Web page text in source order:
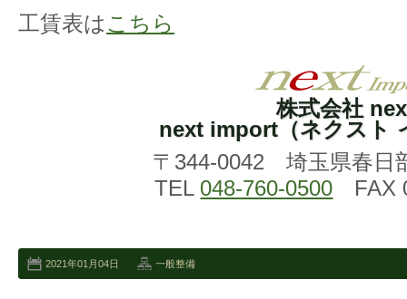
工賃表は こちら
株式会社
next import（ネクスト
〒344-0042 埼玉県春日
TEL 048-760-0500 FAX
2021年01月04日 一般整備